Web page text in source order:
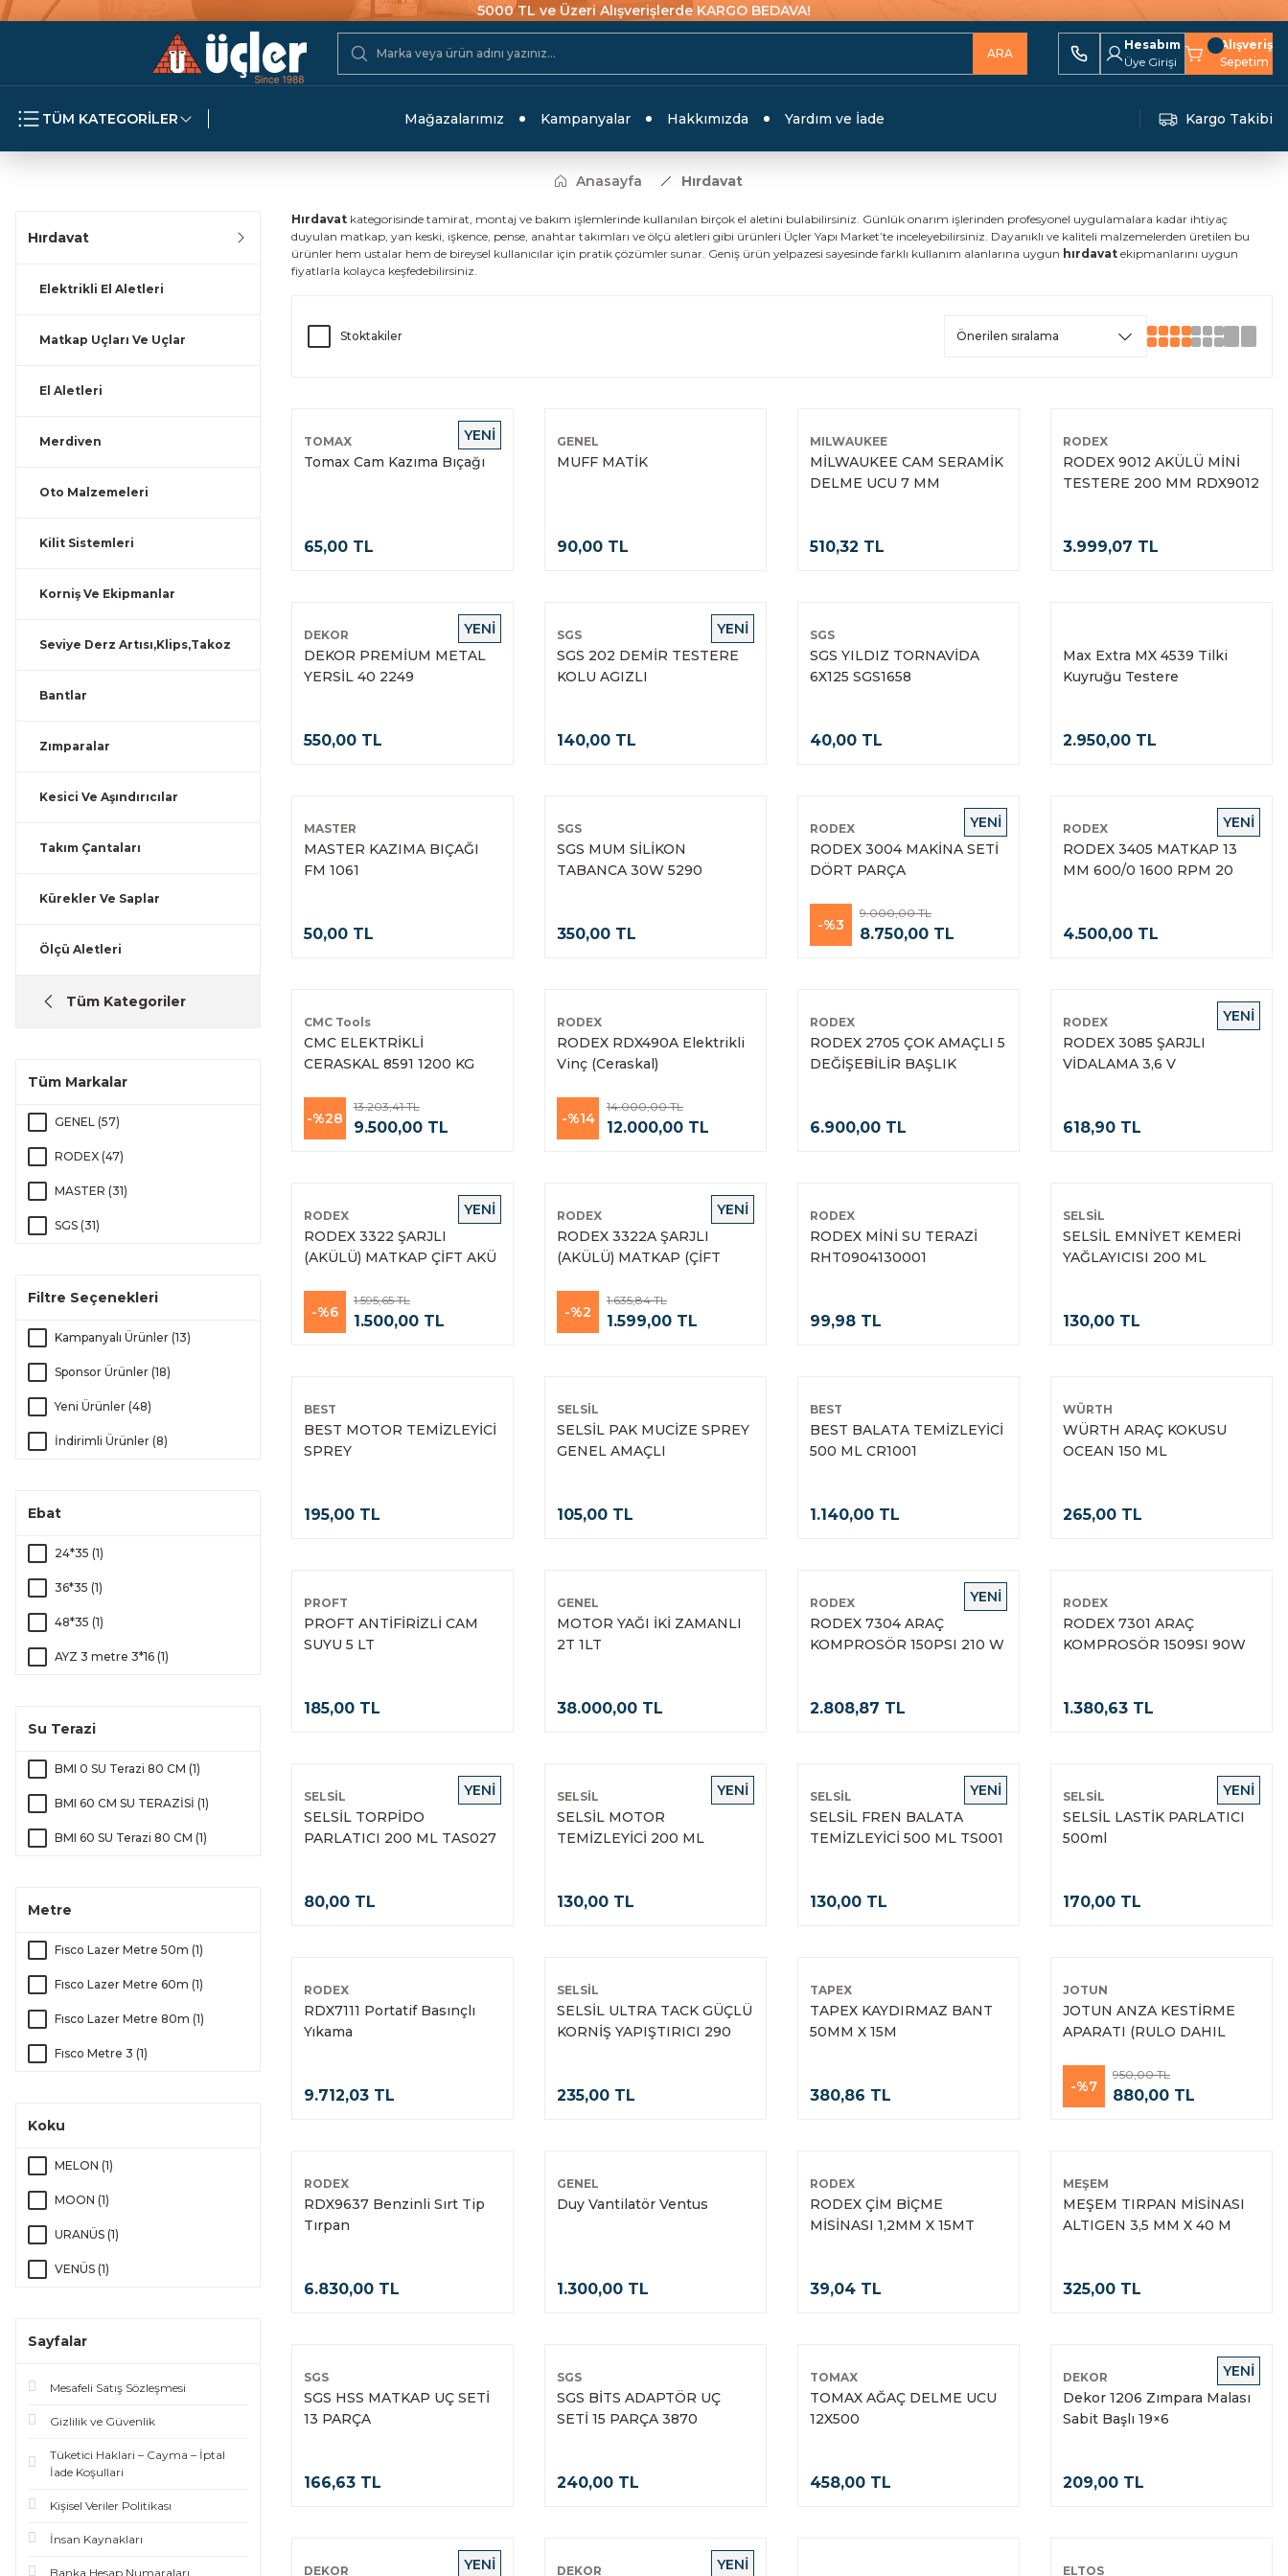
5000 TL ve Üzeri Alışverişlerde KARGO BEDAVA!
ARA
Hesabım
Üye Girişi
Alışveriş
Sepetim
TÜM KATEGORİLER Mağazalarımız Kampanyalar Hakkımızda Yardım ve İade Kargo Takibi
Anasayfa Hırdavat
Hırdavat
Elektrikli El Aletleri
Matkap Uçları Ve Uçlar
El Aletleri
Merdiven
Oto Malzemeleri
Kilit Sistemleri
Korniş Ve Ekipmanlar
Seviye Derz Artısı,Klips,Takoz
Bantlar
Zımparalar
Kesici Ve Aşındırıcılar
Takım Çantaları
Kürekler Ve Saplar
Ölçü Aletleri
Tüm Kategoriler
Tüm Markalar
GENEL (57)
RODEX (47)
MASTER (31)
SGS (31)
İZELTAŞ (21)
BOSCH (20)
ELTOS (9)
İNGCO (9)
MAKİTA (9)
FRS (4)
KARBOSAN (4)
MEŞEM (4)
YAPARLAR (4)
B-TECH (3)
BEST (3)
KNIPEX (3)
MEGABOND (3)
CMC Tools (2)
DUYAR (2)
FISCO (2)
GFB (2)
RODİ (2)
ATİKERWELD (1)
CIVTEC (1)
DAYSON (1)
DİFİX (1)
EMR DUBEL (1)
Filtre Seçenekleri
Kampanyalı Ürünler (13)
Sponsor Ürünler (18)
Yeni Ürünler (48)
İndirimli Ürünler (8)
Ebat
24*35 (1)
36*35 (1)
48*35 (1)
AYZ 3 metre 3*16 (1)
AYZ 5 metre 5*25 (1)
Bİ- METAL PANÇ 73 MM
MASTER (1)
(1)
Bosch Granit Delme Ucu 8mm
Tokmak Siyah No:40 (1)
Tokmak Siyah No:60 (1)
Master Alüminyum Su Terazisi
Master Alüminyum Su Terazisi
4-20 mm (1)
Su Terazi
BMI 0 SU Terazi 80 CM (1)
BMI 60 CM SU TERAZİSİ (1)
BMI 60 SU Terazi 80 CM (1)
Metre
Fısco Lazer Metre 50m (1)
Fısco Lazer Metre 60m (1)
Fısco Lazer Metre 80m (1)
Fısco Metre 3 (1)
Koku
MELON (1)
MOON (1)
URANÜS (1)
VENÜS (1)
Sayfalar
Mesafeli Satış Sözleşmesi
Gizlilik ve Güvenlik
Tüketici Haklari – Cayma – İptal
İade Koşullari
Kişisel Veriler Politikası
İnsan Kaynakları
Banka Hesap Numaraları
Hırdavat kategorisinde tamirat, montaj ve bakım işlemlerinde kullanılan birçok el aletini bulabilirsiniz. Günlük onarım işlerinden profesyonel uygulamalara kadar ihtiyaç
duyulan matkap, yan keski, işkence, pense, anahtar takımları ve ölçü aletleri gibi ürünleri Üçler Yapı Market’te inceleyebilirsiniz. Dayanıklı ve kaliteli malzemelerden üretilen bu
ürünler hem ustalar hem de bireysel kullanıcılar için pratik çözümler sunar. Geniş ürün yelpazesi sayesinde farklı kullanım alanlarına uygun hırdavat ekipmanlarını uygun
fiyatlarla kolayca keşfedebilirsiniz.
Stoktakiler
YENİ
TOMAX
Tomax Cam Kazıma Bıçağı
65,00 TL
GENEL
MUFF MATİK
90,00 TL
MILWAUKEE
MİLWAUKEE CAM SERAMİK
DELME UCU 7 MM
510,32 TL
RODEX
RODEX 9012 AKÜLÜ MİNİ
TESTERE 200 MM RDX9012
3.999,07 TL
YENİ
DEKOR
DEKOR PREMİUM METAL
YERSİL 40 2249
550,00 TL
YENİ
SGS
SGS 202 DEMİR TESTERE
KOLU AGIZLI
140,00 TL
SGS
SGS YILDIZ TORNAVİDA
6X125 SGS1658
40,00 TL
Max Extra MX 4539 Tilki
Kuyruğu Testere
2.950,00 TL
MASTER
MASTER KAZIMA BIÇAĞI
FM 1061
50,00 TL
SGS
SGS MUM SİLİKON
TABANCA 30W 5290
350,00 TL
YENİ
RODEX
RODEX 3004 MAKİNA SETİ
DÖRT PARÇA
-%3
9.000,00 TL
8.750,00 TL
YENİ
RODEX
RODEX 3405 MATKAP 13
MM 600/0 1600 RPM 20
4.500,00 TL
CMC Tools
CMC ELEKTRİKLİ
CERASKAL 8591 1200 KG
-%28
13.203,41 TL
9.500,00 TL
RODEX
RODEX RDX490A Elektrikli
Vinç (Ceraskal)
-%14
14.000,00 TL
12.000,00 TL
RODEX
RODEX 2705 ÇOK AMAÇLI 5
DEĞİŞEBİLİR BAŞLIK
6.900,00 TL
YENİ
RODEX
RODEX 3085 ŞARJLI
VİDALAMA 3,6 V
618,90 TL
YENİ
RODEX
RODEX 3322 ŞARJLI
(AKÜLÜ) MATKAP ÇİFT AKÜ
-%6
1.595,65 TL
1.500,00 TL
YENİ
RODEX
RODEX 3322A ŞARJLI
(AKÜLÜ) MATKAP (ÇİFT
-%2
1.635,84 TL
1.599,00 TL
RODEX
RODEX MİNİ SU TERAZİ
RHT0904130001
99,98 TL
SELSİL
SELSİL EMNİYET KEMERİ
YAĞLAYICISI 200 ML
130,00 TL
BEST
BEST MOTOR TEMİZLEYİCİ
SPREY
195,00 TL
SELSİL
SELSİL PAK MUCİZE SPREY
GENEL AMAÇLI
105,00 TL
BEST
BEST BALATA TEMİZLEYİCİ
500 ML CR1001
1.140,00 TL
WÜRTH
WÜRTH ARAÇ KOKUSU
OCEAN 150 ML
265,00 TL
PROFT
PROFT ANTİFİRİZLİ CAM
SUYU 5 LT
185,00 TL
GENEL
MOTOR YAĞI İKİ ZAMANLI
2T 1LT
38.000,00 TL
YENİ
RODEX
RODEX 7304 ARAÇ
KOMPROSÖR 150PSI 210 W
2.808,87 TL
RODEX
RODEX 7301 ARAÇ
KOMPROSÖR 1509SI 90W
1.380,63 TL
YENİ
SELSİL
SELSİL TORPİDO
PARLATICI 200 ML TAS027
80,00 TL
YENİ
SELSİL
SELSİL MOTOR
TEMİZLEYİCİ 200 ML
130,00 TL
YENİ
SELSİL
SELSİL FREN BALATA
TEMİZLEYİCİ 500 ML TS001
130,00 TL
YENİ
SELSİL
SELSİL LASTİK PARLATICI
500ml
170,00 TL
RODEX
RDX7111 Portatif Basınçlı
Yıkama
9.712,03 TL
SELSİL
SELSİL ULTRA TACK GÜÇLÜ
KORNİŞ YAPIŞTIRICI 290
235,00 TL
TAPEX
TAPEX KAYDIRMAZ BANT
50MM X 15M
380,86 TL
JOTUN
JOTUN ANZA KESTİRME
APARATI (RULO DAHIL
-%7
950,00 TL
880,00 TL
RODEX
RDX9637 Benzinli Sırt Tip
Tırpan
6.830,00 TL
GENEL
Duy Vantilatör Ventus
1.300,00 TL
RODEX
RODEX ÇİM BİÇME
MİSİNASI 1,2MM X 15MT
39,04 TL
MEŞEM
MEŞEM TIRPAN MİSİNASI
ALTIGEN 3,5 MM X 40 M
325,00 TL
SGS
SGS HSS MATKAP UÇ SETİ
13 PARÇA
166,63 TL
SGS
SGS BİTS ADAPTÖR UÇ
SETİ 15 PARÇA 3870
240,00 TL
TOMAX
TOMAX AĞAÇ DELME UCU
12X500
458,00 TL
YENİ
DEKOR
Dekor 1206 Zımpara Malası
Sabit Başlı 19×6
209,00 TL
YENİ
DEKOR YENİ
DEKOR ELTOS